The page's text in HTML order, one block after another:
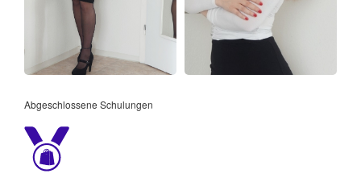
Abgeschlossene Schulungen